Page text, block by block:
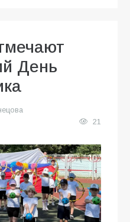
День
21